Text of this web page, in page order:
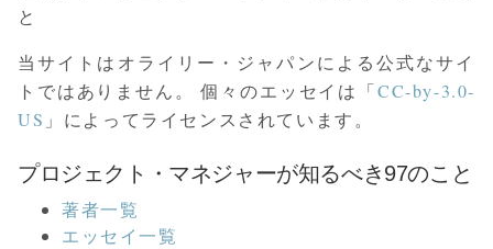
と
当サイトはオライリー・ジャパンによる公式なサイ
トではありません。 個々のエッセイは「CC-by-3.0-
US 」によってライセンスされています。
プロジェクト・マネジャーが知るべき97のこと
著者一覧
エッセイ一覧